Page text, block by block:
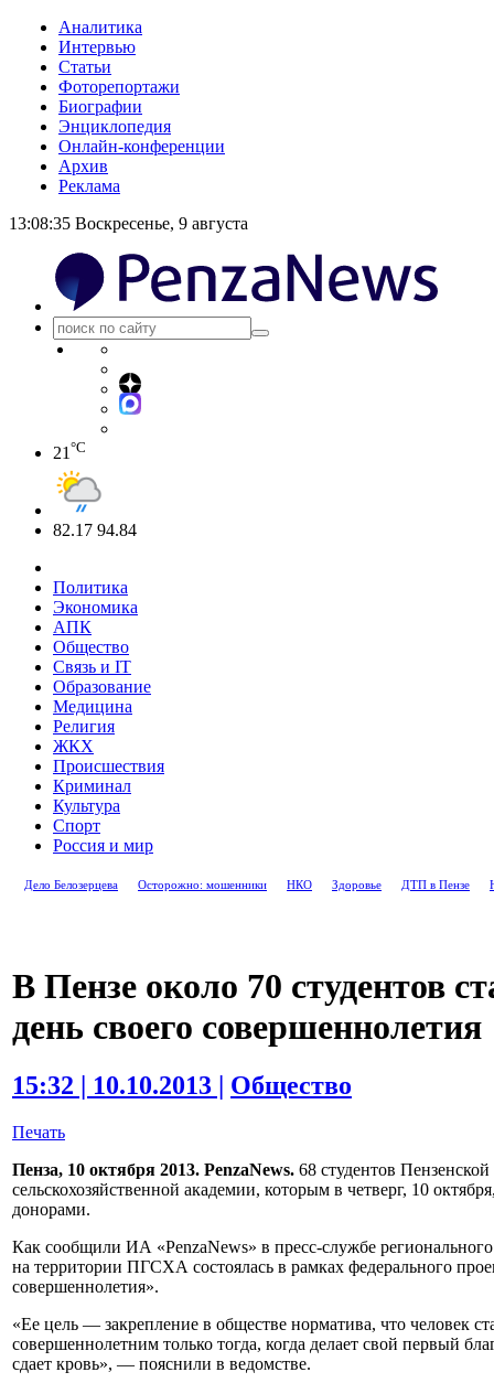
Аналитика
Интервью
Статьи
Фоторепортажи
Биографии
Энциклопедия
Онлайн-конференции
Архив
Реклама
13:08:35 Воскресенье, 9 августа
21 °C
82.17 94.84
Политика
Экономика
АПК
Общество
Связь и IT
Образование
Медицина
Религия
ЖКХ
Происшествия
Криминал
Культура
Спорт
Россия и мир
Дело Белозерцева Осторожно: мошенники НКО Здоровье ДТП в Пензе
В Пензе около 70 студентов
день своего совершеннолетия
15:32 | 10.10.2013 | Общество
Печать
Пенза, 10 октября 2013. PenzaNews. 68 студентов
сельскохозяйственной академии, которым в четверг, 10
донорами.
Как сообщили ИА «PenzaNews» в пресс-службе
на территории ПГСХА состоялась в рамках федерального
совершеннолетия».
«Ее цель — закрепление в обществе норматива, что человек
совершеннолетним только тогда, когда делает свой первый
сдает кровь», — пояснили в ведомстве.